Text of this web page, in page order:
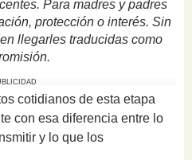
Para madres y padres
protección o interés. Sin
llegarles traducidas como
cotidianos de esta etapa
con esa diferencia entre lo
y lo que los